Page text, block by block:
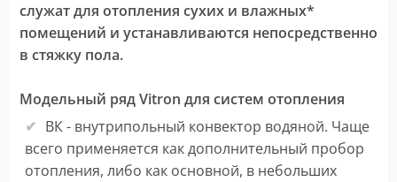
служат для отопления сухих и влажных*
помещений и устанавливаются непосредственно
в стяжку пола.
Модельный ряд Vitron для систем отопления
ВК - внутрипольный конвектор водяной. Чаще
всего применяется как дополнительный пробор
отопления, либо как основной, в небольших